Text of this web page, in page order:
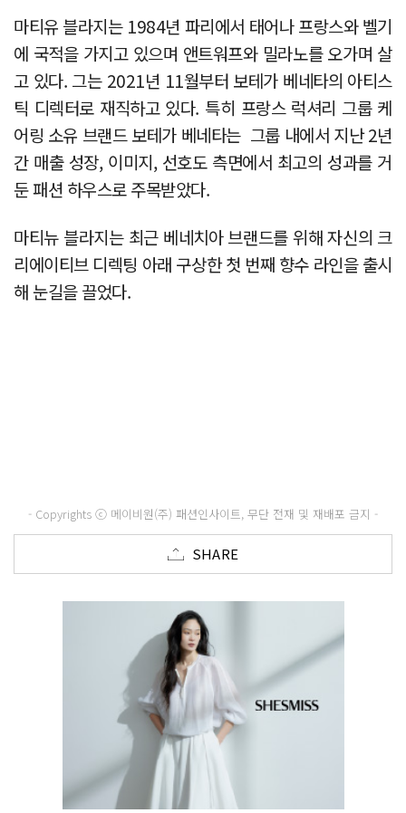
마티유 블라지는 1984년 파리에서 태어나 프랑스와 벨기
에 국적을 가지고 있으며 앤트워프와 밀라노를 오가며 살
고 있다. 그는 2021년 11월부터 보테가 베네타의 아티스
틱 디렉터로 재직하고 있다. 특히 프랑스 럭셔리 그룹 케
어링 소유 브랜드 보테가 베네타는 그룹 내에서 지난 2년
간 매출 성장, 이미지, 선호도 측면에서 최고의 성과를 거
둔 패션 하우스로 주목받았다.
마티뉴 블라지는 최근 베네치아 브랜드를 위해 자신의 크
리에이티브 디렉팅 아래 구상한 첫 번째 향수 라인을 출시
해 눈길을 끌었다.
- Copyrights ⓒ 메이비원(주) 패션인사이트, 무단 전재 및 재배포 금지 -
SHARE